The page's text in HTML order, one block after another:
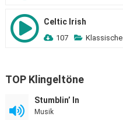
Celtic Irish
107 Klassische
TOP Klingeltöne
Stumblin’ In
Musik